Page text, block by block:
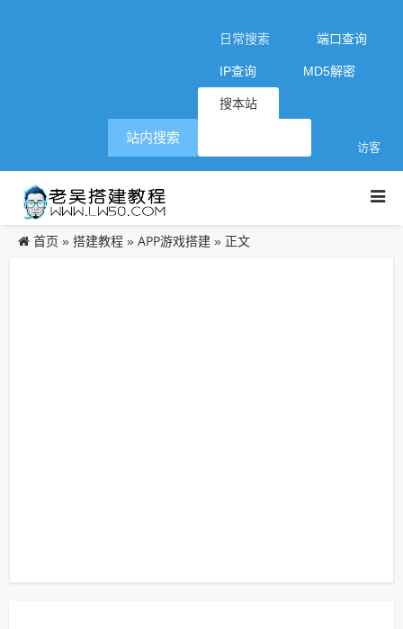
日常搜索 端口查询
IP查询 MD5解密
搜本站
访客
站内搜索
首页 » 搭建教程 » APP游戏搭建 » 正文